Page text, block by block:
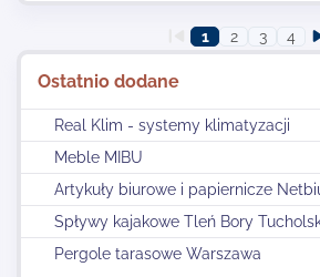
Ostatnio dodane
Real Klim - systemy klimatyzacji
Meble MIBU
Artykuły biurowe i papiernicze
Spływy kajakowe Tleń Bory
Pergole tarasowe Warszawa
1 2 3 4